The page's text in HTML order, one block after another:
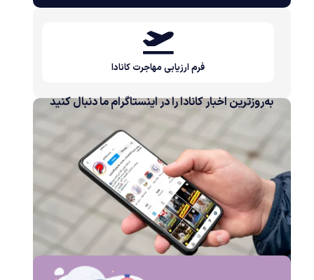
فرم ارزیابی مهاجرت کانادا
به‌روزترین اخبار کانادا را در اینستاگرام ما دنبال کنید